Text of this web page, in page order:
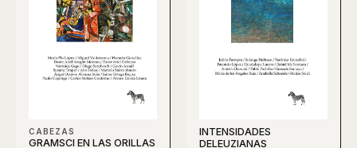
CABEZAS
GRAMSCI EN LAS ORILLAS
INTENSIDADES
DELEUZIANAS